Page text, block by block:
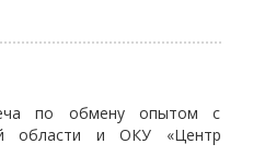
по обмену опытом с
области и ОКУ «Центр